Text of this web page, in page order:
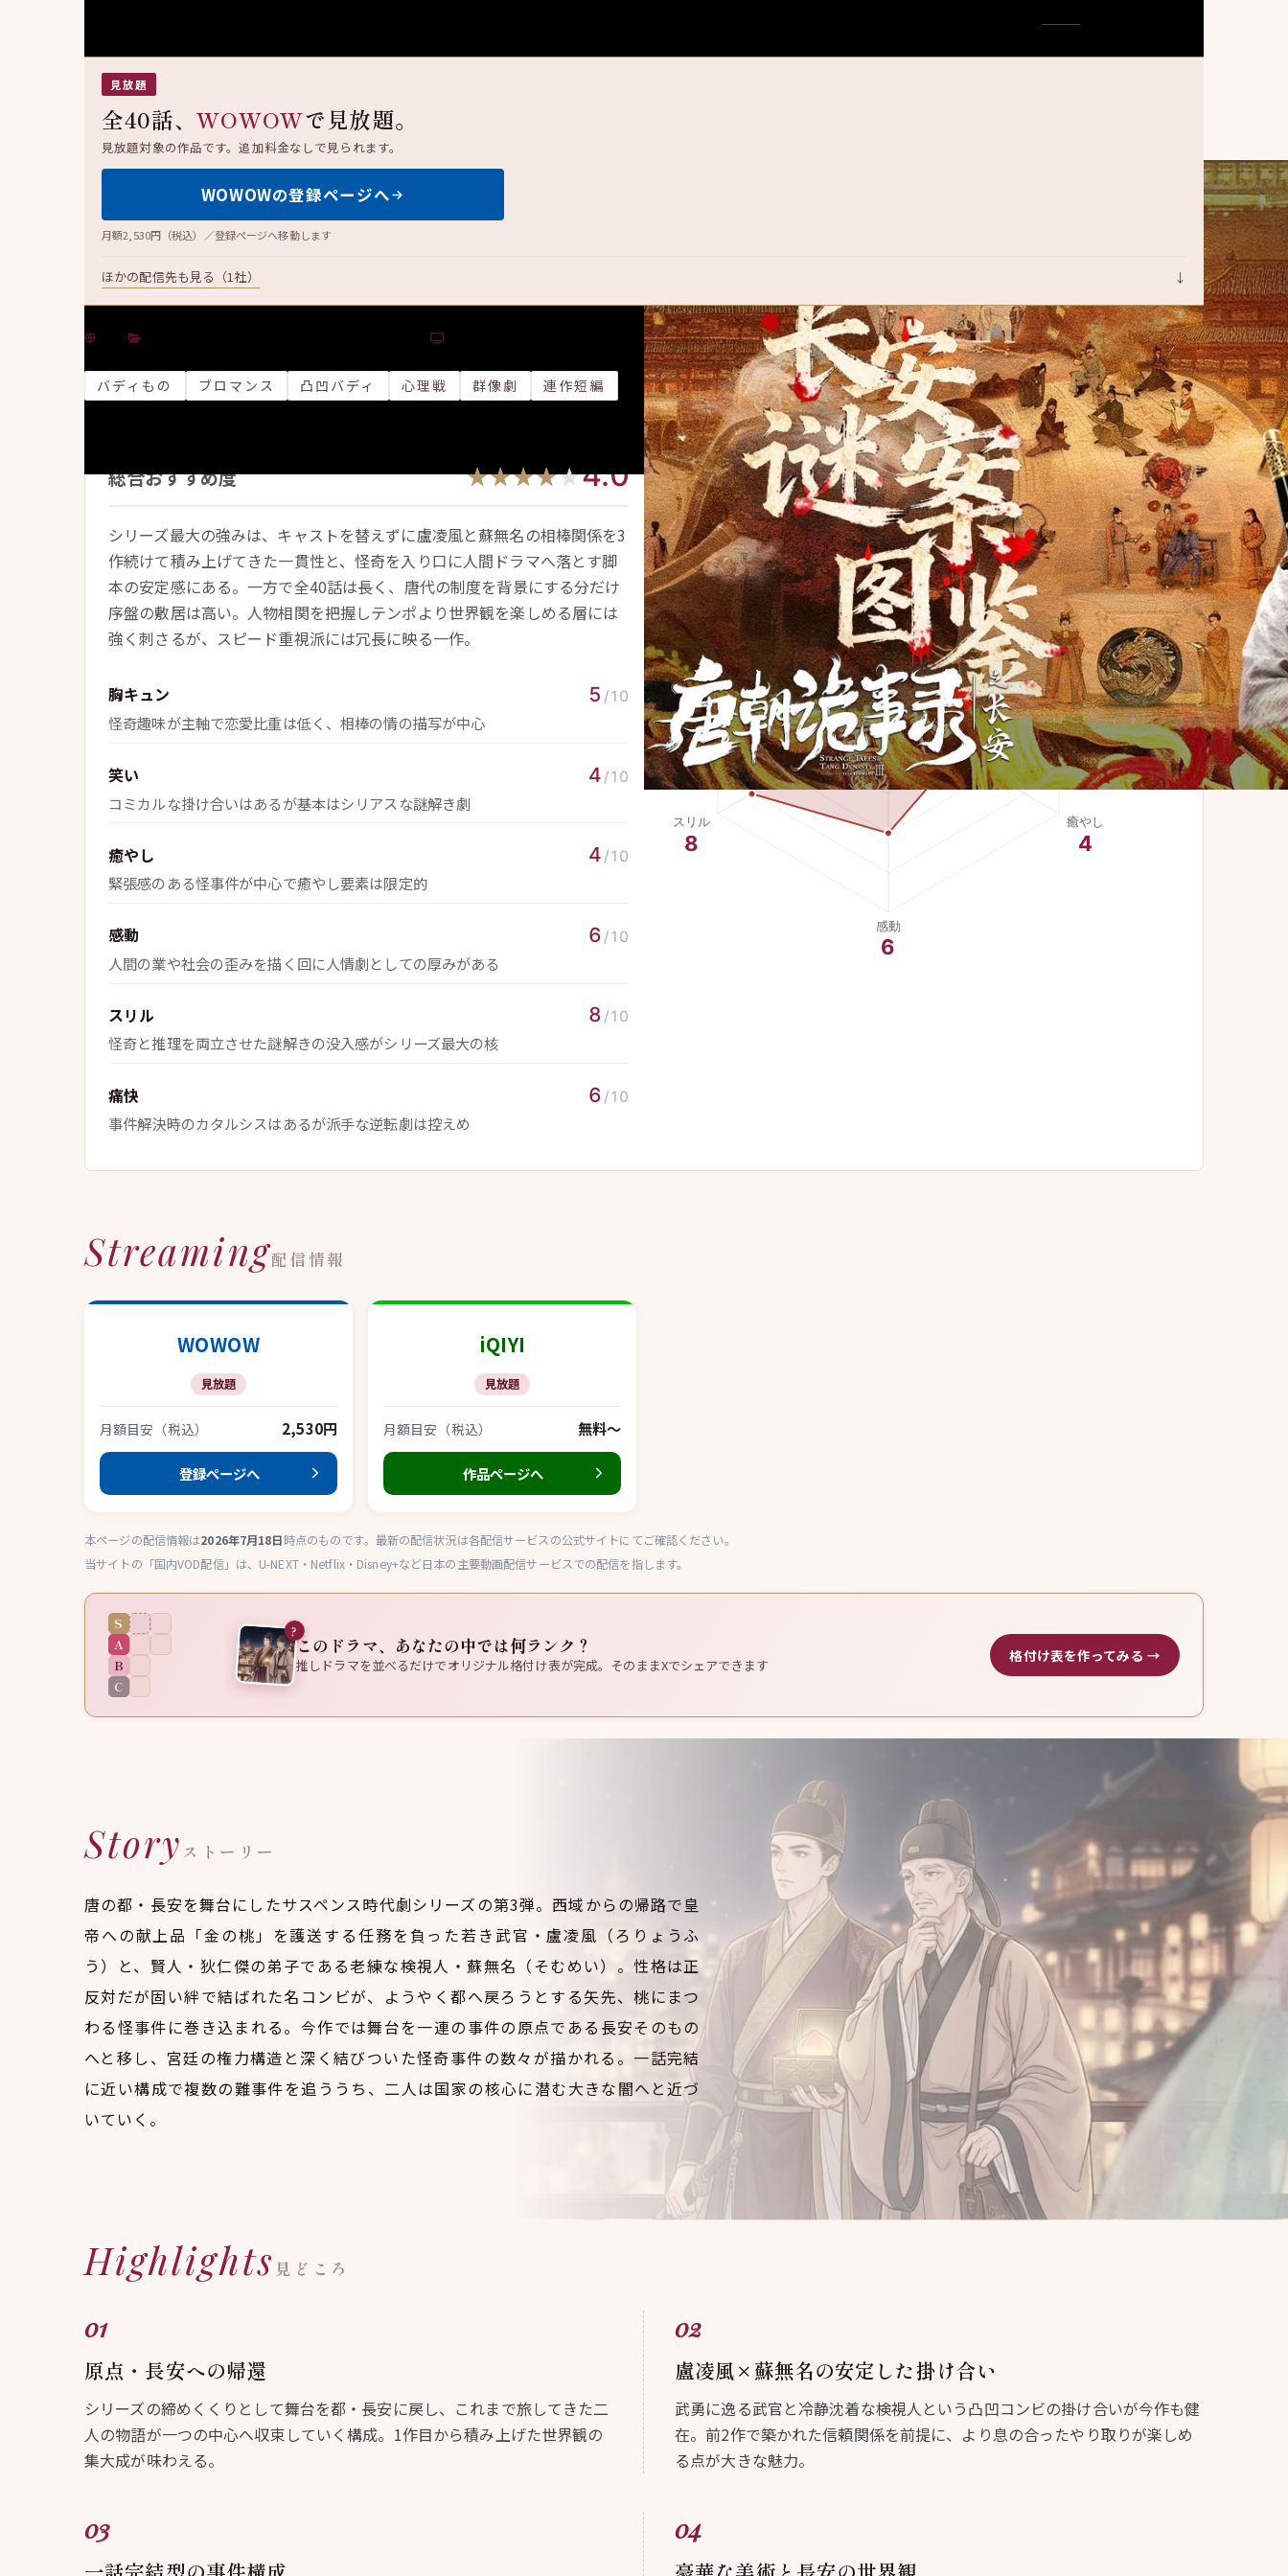
唐朝诡事录之长安
見放題
全40話、WOWOWで見放題。
見放題対象の作品です。追加料金なしで見られます。
WOWOWの登録ページへ
月額2,530円（税込）／登録ページへ移動します
ほかの配信先も見る（1社） ↓
中国 時代劇
バディもの ブロマンス 凸凹バディ 心理戦 群像劇 連作短編
総合おすすめ度 ★★★★★
★★★★★4.0
シリーズ最大の強みは、キャストを替えずに盧凌風と蘇無名の相棒関係を3
作続けて積み上げてきた一貫性と、怪奇を入り口に人間ドラマへ落とす脚
本の安定感にある。一方で全40話は長く、唐代の制度を背景にする分だけ
序盤の敷居は高い。人物相関を把握しテンポより世界観を楽しめる層には
強く刺さるが、スピード重視派には冗長に映る一作。
胸キュン 5 /10
怪奇趣味が主軸で恋愛比重は低く、相棒の情の描写が中心
笑い 4 /10
コミカルな掛け合いはあるが基本はシリアスな謎解き劇
癒やし 4 /10
緊張感のある怪事件が中心で癒やし要素は限定的
感動 6 /10
人間の業や社会の歪みを描く回に人情劇としての厚みがある
スリル 8 /10
怪奇と推理を両立させた謎解きの没入感がシリーズ最大の核
痛快 6 /10
事件解決時のカタルシスはあるが派手な逆転劇は控えめ
Streaming配信情報
WOWOW
見放題
月額目安（税込） 2,530円
登録ページへ
iQIYI
見放題
月額目安（税込） 無料〜
作品ページへ
本ページの配信情報は2026年7月18日時点のものです。最新の配信状況は各配信サービスの公式サイトにてご確認ください。
当サイトの「国内VOD配信」は、U-NEXT・Netflix・Disney+など日本の主要動画配信サービスでの配信を指します。
S
A
B
C
?
このドラマ、あなたの中では何ランク？
推しドラマを並べるだけでオリジナル格付け表が完成。そのままXでシェアできます
格付け表を作ってみる →
Story ストーリー
唐の都・長安を舞台にしたサスペンス時代劇シリーズの第3弾。西域からの帰路で皇
帝への献上品「金の桃」を護送する任務を負った若き武官・盧凌風（ろりょうふ
う）と、賢人・狄仁傑の弟子である老練な検視人・蘇無名（そむめい）。性格は正
反対だが固い絆で結ばれた名コンビが、ようやく都へ戻ろうとする矢先、桃にまつ
わる怪事件に巻き込まれる。今作では舞台を一連の事件の原点である長安そのもの
へと移し、宮廷の権力構造と深く結びついた怪奇事件の数々が描かれる。一話完結
に近い構成で複数の難事件を追ううち、二人は国家の核心に潜む大きな闇へと近づ
いていく。
Highlights 見どころ
原点・長安への帰還
シリーズの締めくくりとして舞台を都・長安に戻し、これまで旅してきた二
人の物語が一つの中心へ収束していく構成。1作目から積み上げた世界観の
集大成が味わえる。
盧凌風×蘇無名の安定した掛け合い
武勇に逸る武官と冷静沈着な検視人という凸凹コンビの掛け合いが今作も健
在。前2作で築かれた信頼関係を前提に、より息の合ったやり取りが楽しめ
る点が大きな魅力。